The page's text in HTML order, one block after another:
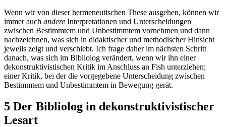
Wenn wir von dieser hermeneutischen These ausgehen, können wir
immer auch andere Interpretationen und Unterscheidungen
zwischen Bestimmtem und Unbestimmtem vornehmen und dann
nachzeichnen, was sich in didaktischer und methodischer Hinsicht
jeweils zeigt und verschiebt. Ich frage daher im nächsten Schritt
danach, was sich im Bibliolog verändert, wenn wir ihn einer
dekonstruktivistischen Kritik im Anschluss an Fish unterziehen;
einer Kritik, bei der die vorgegebene Unterscheidung zwischen
Bestimmtem und Unbestimmtem in Bewegung gerät.
5 Der Bibliolog in dekonstruktivistischer
Lesart